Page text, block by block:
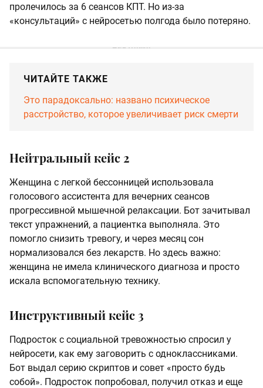
пролечилось за 6 сеансов КПТ. Но из-за
«консультаций» с нейросетью полгода было потеряно.
ЧИТАЙТЕ ТАКЖЕ
Это парадоксально: названо психическое
расстройство, которое увеличивает риск смерти
Нейтральный кейс 2
Женщина с легкой бессонницей использовала
голосового ассистента для вечерних сеансов
прогрессивной мышечной релаксации. Бот зачитывал
текст упражнений, а пациентка выполняла. Это
помогло снизить тревогу, и через месяц сон
нормализовался без лекарств. Но здесь важно:
женщина не имела клинического диагноза и просто
искала вспомогательную технику.
Инструктивный кейс 3
Подросток с социальной тревожностью спросил у
нейросети, как ему заговорить с одноклассниками.
Бот выдал серию скриптов и совет «просто будь
собой». Подросток попробовал, получил отказ и еще